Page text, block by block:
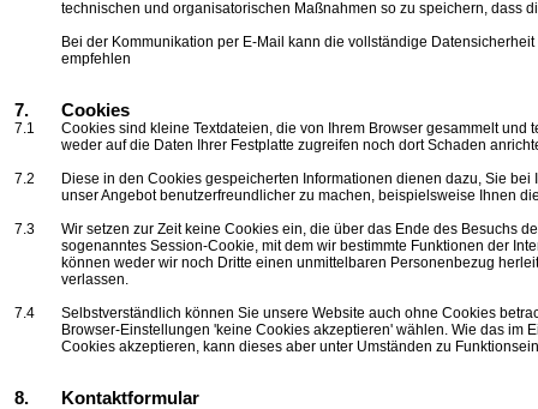
technischen und organisatorischen Maßnahmen so zu speichern, dass
Bei der Kommunikation per E-Mail kann die vollständige
empfehlen
7. Cookies
7.1
Cookies sind kleine Textdateien, die von Ihrem Browser gesammelt
weder auf die Daten Ihrer Festplatte zugreifen noch dort Schaden
7.2
Diese in den Cookies gespeicherten Informationen dienen dazu, Sie
unser Angebot benutzerfreundlicher zu machen, beispielsweise Ihnen
7.3
Wir setzenzur Zeitkeine Cookies ein, die über das Ende des Besuchs
sogenanntes Session-Cookie, mit dem wir bestimmte Funktionen der
können weder wir noch Dritte einen unmittelbaren Personenbezug
verlassen.
7.4
Selbstverständlich können Sie unsere Website auch ohne Cookies
Browser-Einstellungen 'keine Cookies akzeptieren' wählen. Wie das im
Cookies akzeptieren, kann dieses aber unter Umständen zu
8. Kontaktformular